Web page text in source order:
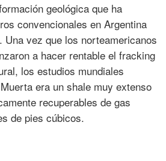
geológica que ha
convencionales en Argentina
Una vez que los norteamericanos
a hacer rentable el fracking
los estudios mundiales
era un shale muy extenso
recuperables de gas
de pies cúbicos.